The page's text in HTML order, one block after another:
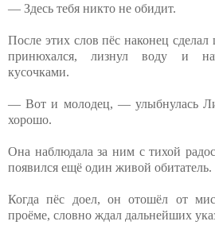
— Здесь тебя никто не обидит.
После этих слов пёс наконец
принюхался, лизнул воду и
кусочками.
— Вот и молодец, — улыбнулась
хорошо.
Она наблюдала за ним с тихой
появился ещё один живой обитатель.
Когда пёс доел, он отошёл от
проёме, словно ждал дальнейших